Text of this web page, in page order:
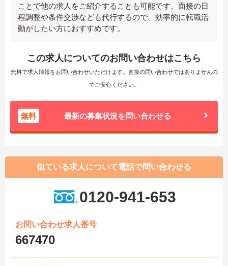
ことで他の求人をご紹介することも可能です。面接の日
程調整や条件交渉なども代行するので、効率的に転職活
動がしたい方におすすめです。
この求人についてのお問い合わせはこちら
無料で求人情報をお問い合わせいただけます。直接の問い合わせではありませんの
でご安心ください。
無料 最新の募集状況を問い合わせる
似ている求人について電話で問い合わせる
0120-941-653
お問い合わせ求人番号
667470